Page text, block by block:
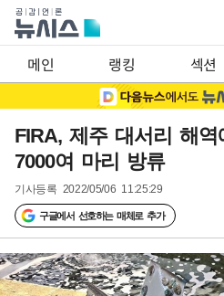
메인 랭킹 섹션
FIRA, 제주 대서리 해
7000여 마리 방류
기사등록 2022/05/06 11:25:29
구글에서 선호하는 매체로 추가